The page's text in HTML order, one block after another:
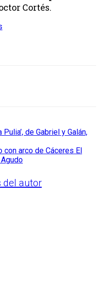
Cortés.
Pulia’, de Gabriel y Galán,
con arco de Cáceres El
del autor